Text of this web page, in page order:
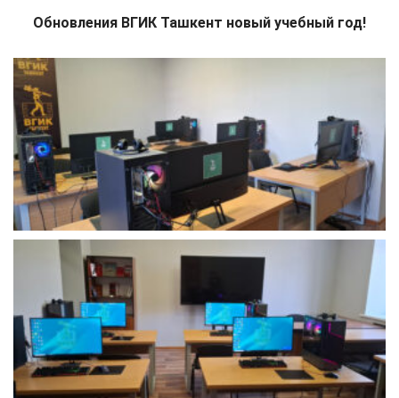
Обновления ВГИК Ташкент новый учебный год!